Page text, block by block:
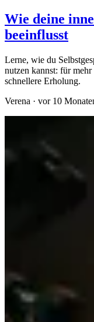
Wie deine
beeinflusst
Lerne, wie du
nutzen kannst: für
schnellere Erholung.
Verena · vor 10